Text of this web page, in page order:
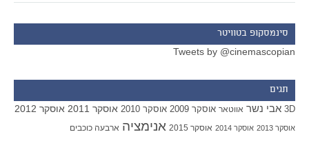
סינמסקופ בטוויטר
Tweets by @cinemascopian
תגים
3D אבי נשר אווטאר אוסקר 2009 אוסקר 2010 אוסקר 2011 אוסקר 2012
אוסקר 2013 אוסקר 2014 אוסקר 2015 אנימציה ארבעה כוכבים